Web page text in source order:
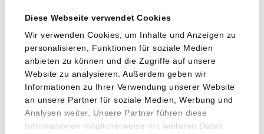
Diese Webseite verwendet Cookies
Wir verwenden Cookies, um Inhalte und Anzeigen zu
personalisieren, Funktionen für soziale Medien
anbieten zu können und die Zugriffe auf unsere
Website zu analysieren. Außerdem geben wir
Informationen zu Ihrer Verwendung unserer Website
an unsere Partner für soziale Medien, Werbung und
Analysen weiter. Unsere Partner führen diese
Informationen möglicherweise mit weiteren Daten
München 07.04.2026
Archiv
2026
2025